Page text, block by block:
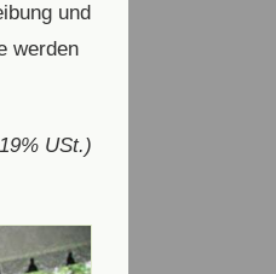
und
werden
USt.)